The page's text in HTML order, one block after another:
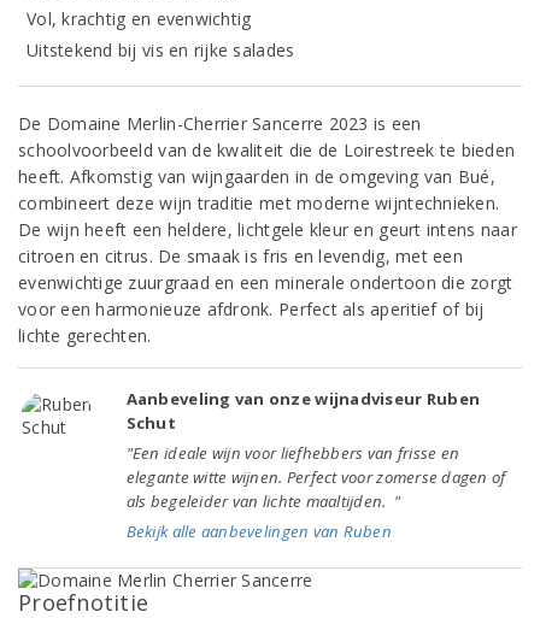
Vol, krachtig en evenwichtig
Uitstekend bij vis en rijke salades
De Domaine Merlin-Cherrier Sancerre 2023 is een
schoolvoorbeeld van de kwaliteit die de Loirestreek te bieden
heeft. Afkomstig van wijngaarden in de omgeving van Bué,
combineert deze wijn traditie met moderne wijntechnieken.
De wijn heeft een heldere, lichtgele kleur en geurt intens naar
citroen en citrus. De smaak is fris en levendig, met een
evenwichtige zuurgraad en een minerale ondertoon die zorgt
voor een harmonieuze afdronk. Perfect als aperitief of bij
lichte gerechten.
Aanbeveling van onze wijnadviseur Ruben
Schut
"Een ideale wijn voor liefhebbers van frisse en
elegante witte wijnen. Perfect voor zomerse dagen of
als begeleider van lichte maaltijden. "
Bekijk alle aanbevelingen van Ruben
Proefnotitie